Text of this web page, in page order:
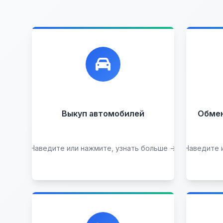
Выкуп автомобилей
Наведите или нажмите, узнать больше →
Лучшие предложения по
выкупу автомобилей, любых:
Целые с
Проблемные
Узнать стоимость Наведите
Каталог проверенных